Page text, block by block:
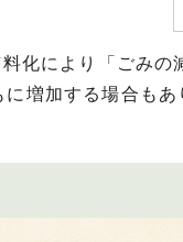
化により「ごみの
増加する場合も